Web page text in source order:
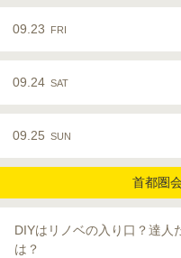
09.23 FRI
09.24 SAT
09.25 SUN
首都圏
DIYはリノベの入り口？達人
は？